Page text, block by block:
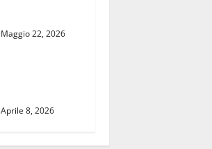
Maggio 22, 2026
Aprile 8, 2026